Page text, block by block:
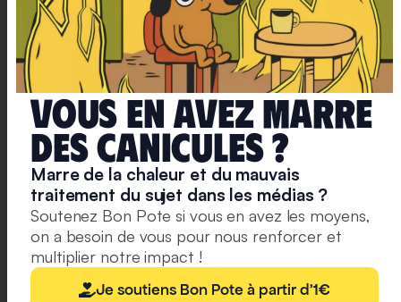
Capture d’écran X– Publicité de la marque Kool-Aid
adressée aux enfants.
Idem pour les lobbies, qui dans le tabac comme
Vous en avez marre
deS caniculeS ?
Marre de la chaleur et du mauvais
traitement du sujet dans les médias ?
Soutenez Bon Pote si vous en avez les moyens,
on a besoin de vous pour nous renforcer et
multiplier notre impact !
Je soutiens Bon Pote à partir d'1€